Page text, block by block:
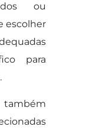
ou
escolher
para